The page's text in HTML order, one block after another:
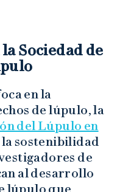
Sociedad de
en la
de lúpulo, la
del Lúpulo en
sostenibilidad
de
al desarrollo